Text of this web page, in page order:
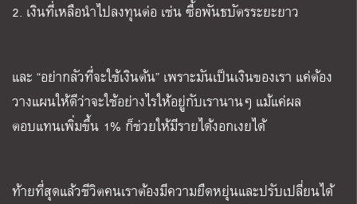
2. เงินที่เหลือนำไปลงทุนต่อ เช่น ซื้อพันธบัตรระยะยาว
และ “อย่ากลัวที่จะใช้เงินต้น” เพราะมันเป็นเงินของเรา แค่ต้อง
วางแผนให้ดีว่าจะใช้อย่างไรให้อยู่กับเรานานๆ แม้แค่ผล
ตอบแทนเพิ่มขึ้น 1% ก็ช่วยให้มีรายได้งอกเงยได้
ท้ายที่สุดแล้วชีวิตคนเราต้องมีความยืดหยุ่นและปรับเปลี่ยนได้